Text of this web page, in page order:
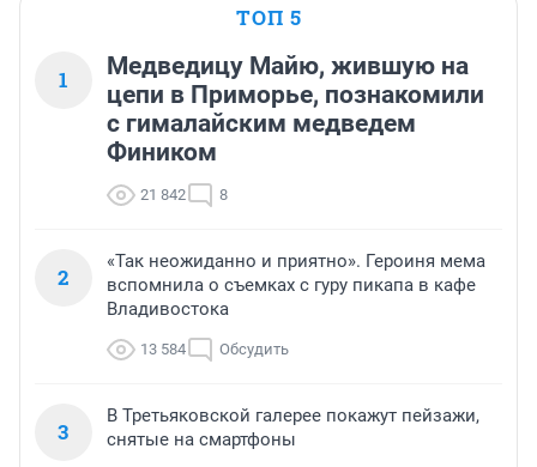
ТОП 5
1
Медведицу Майю, жившую на
цепи в Приморье, познакомили
с гималайским медведем
Фиником
21 842 8
2
«Так неожиданно и приятно». Героиня мема
вспомнила о съемках с гуру пикапа в кафе
Владивостока
13 584 Обсудить
3
В Третьяковской галерее покажут пейзажи,
снятые на смартфоны